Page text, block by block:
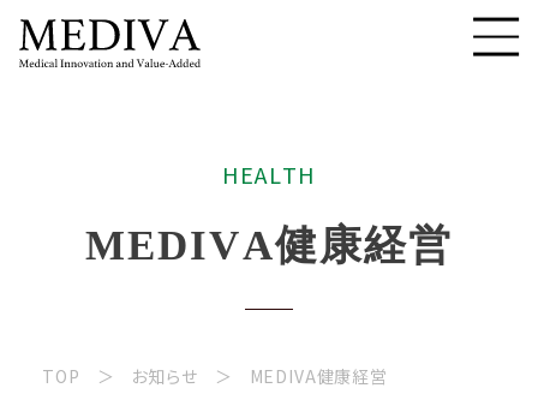
HEALTH
MEDIVA健康経営
TOP お知らせ MEDIVA健康経営